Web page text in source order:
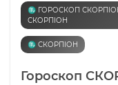
♏️ ГОРОСКОП
СКОРПІОН
♏️ СКОРПІОН
Гороскоп